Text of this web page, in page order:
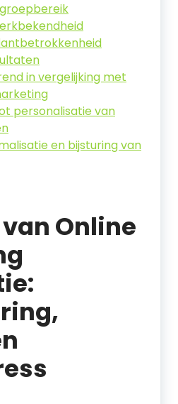
in vergelijking met
personalisatie van
en bijsturing van
Online